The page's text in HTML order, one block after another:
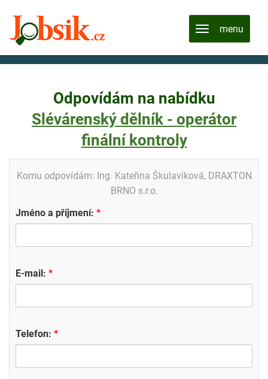
Odpovídám na nabídku
Slévárenský dělník - operátor
finální kontroly
Komu odpovídám: Ing. Kateřina Škulaviková, DRAXTON
BRNO s.r.o.
Jméno a příjmení:
E-mail:
Telefon: